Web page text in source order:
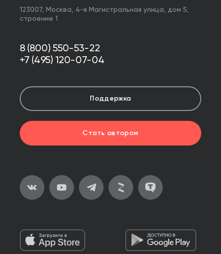
123007, Москва, 4-я Магистральная улица, дом 5,
строение 1
8 (800) 550-53-22
+7 (495) 120-07-04
Поддержка
Стать автором